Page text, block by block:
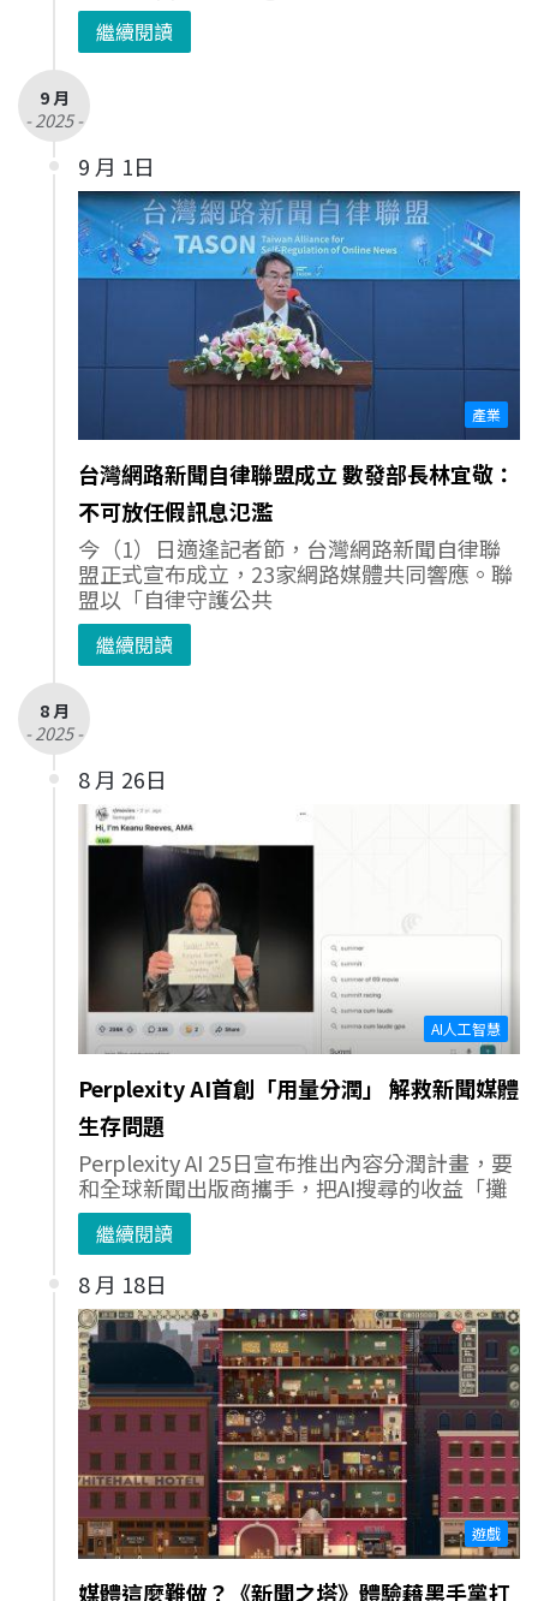
繼續閱讀
9 月
- 2025 -
9 月 1日
產業
台灣網路新聞自律聯盟成立 數發部長林宜敬：
不可放任假訊息氾濫
今（1）日適逢記者節，台灣網路新聞自律聯
盟正式宣布成立，23家網路媒體共同響應。聯
盟以「自律守護公共
繼續閱讀
8 月
- 2025 -
8 月 26日
AI人工智慧
Perplexity AI首創「用量分潤」 解救新聞媒體
生存問題
Perplexity AI 25日宣布推出內容分潤計畫，要
和全球新聞出版商攜手，把AI搜尋的收益「攤
繼續閱讀
8 月 18日
遊戲
媒體這麼難做？《新聞之塔》體驗藉黑手黨打